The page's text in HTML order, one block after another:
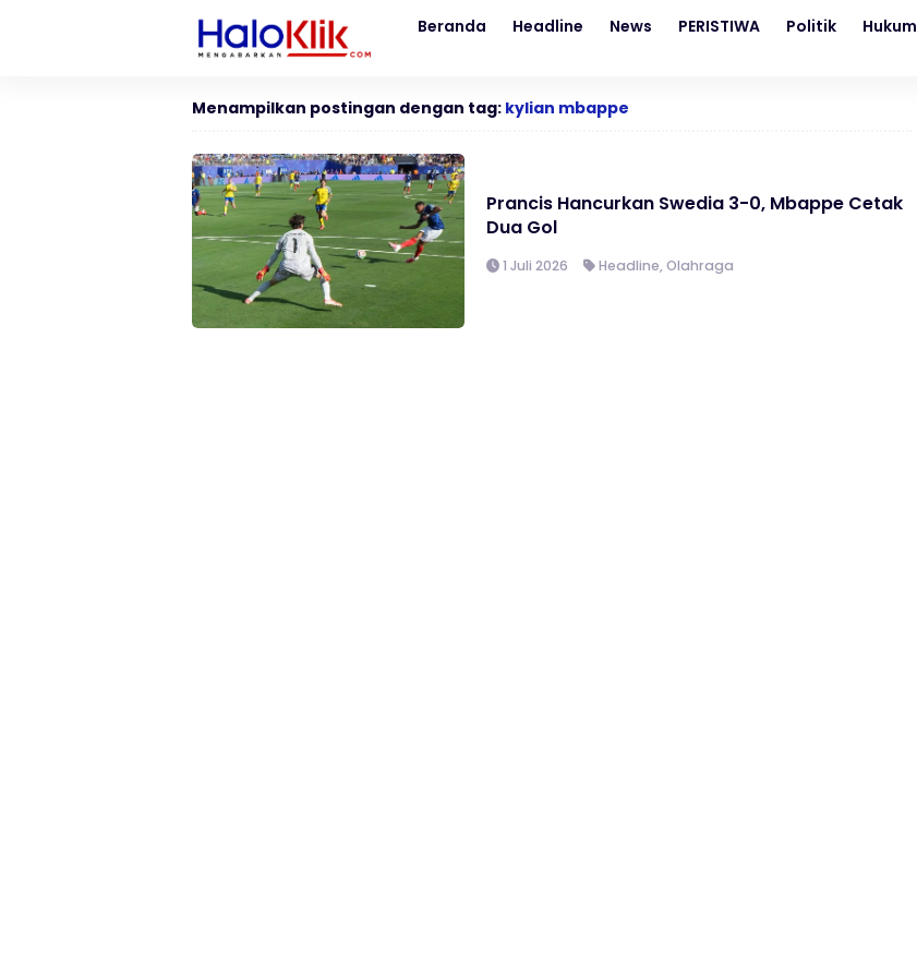
Beranda Headline News PERISTIWA Politik Hukum
Menampilkan postingan dengan tag: kylian mbappe
Prancis Hancurkan Swedia 3-0, Mbappe Cetak
Dua Gol
1 Juli 2026 Headline,Olahraga